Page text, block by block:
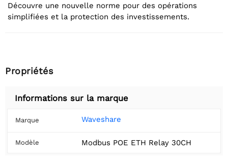
Découvre une nouvelle norme pour des opérations
simplifiées et la protection des investissements.
Propriétés
Informations sur la marque
Marque Waveshare
Modèle Modbus POE ETH Relay 30CH